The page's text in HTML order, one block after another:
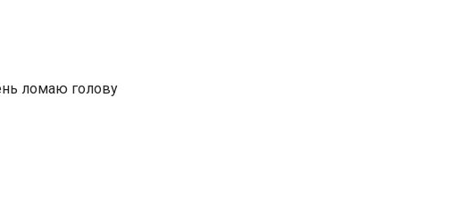
ломаю голову